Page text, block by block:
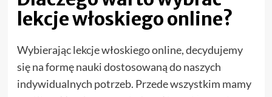
lekcje włoskiego online?
Wybierając lekcje włoskiego online, decydujemy
się na formę nauki dostosowaną do naszych
indywidualnych potrzeb. Przede wszystkim mamy